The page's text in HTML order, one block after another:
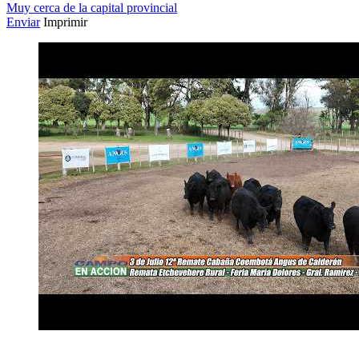
Muy cerca de la capital provincial
Enviar Imprimir